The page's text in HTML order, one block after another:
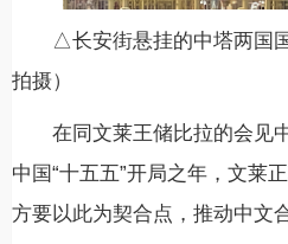
△长安街悬挂的中塔两国
拍摄）
在同文莱王储比拉的会见
中国“十五五”开局之年，文莱
方要以此为契合点，推动中文